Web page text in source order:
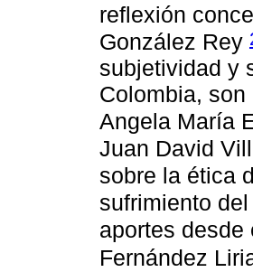
reflexión
González Rey
subjetividad y
Colombia,
Angela María
Juan David
sobre la ética
sufrimiento del
aportes
Fernández